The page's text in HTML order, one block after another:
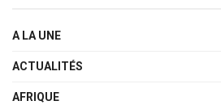
A LA UNE
ACTUALITÉS
AFRIQUE